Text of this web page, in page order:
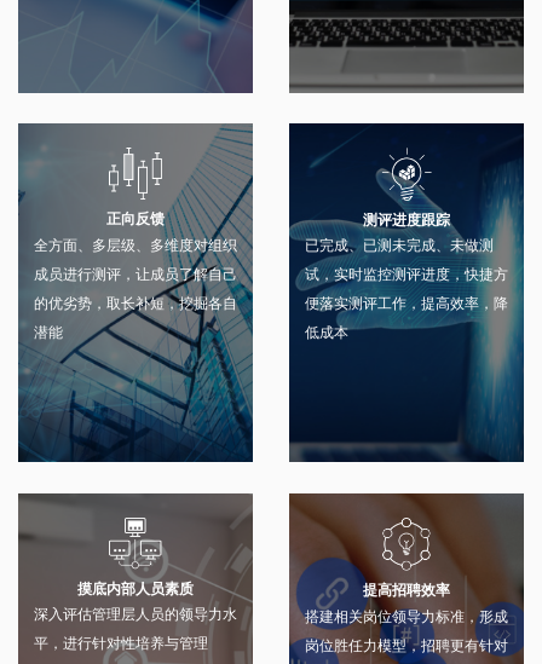
正向反馈
全方面、多层级、多维度对组织
成员进行测评，让成员了解自己
的优劣势，取长补短，挖掘各自
潜能
测评进度跟踪
已完成、已测未完成、未做测
试，实时监控测评进度，快捷方
便落实测评工作，提高效率，降
低成本
摸底内部人员素质
深入评估管理层人员的领导力水
平，进行针对性培养与管理
提高招聘效率
搭建相关岗位领导力标准，形成
岗位胜任力模型，招聘更有针对